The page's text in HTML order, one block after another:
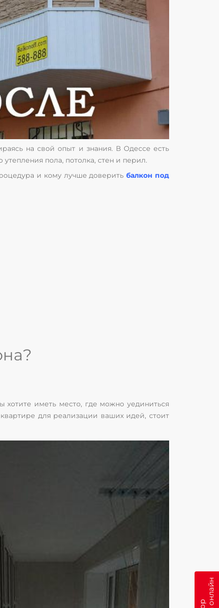
на свой опыт и знания. В Одессе есть
пола, потолка, стен и перил.
и кому лучше доверитьбалкон под
хотите иметь место, где можно уединиться
для реализации ваших идей, стоит